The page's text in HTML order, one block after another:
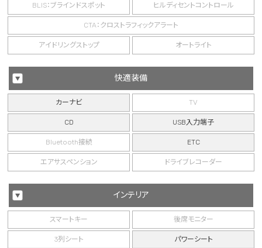
BLIS：ブラインドスポット ヒルディセントコントロール
CTA：クロストラフィックアラート
アイドリングストップ オートライト
快適装備
カーナビ TV
CD USB入力端子
Bluetooth接続 ETC
エアサスペンション ドライブレコーダー
インテリア
スマートキー 後席モニター
3列シート パワーシート